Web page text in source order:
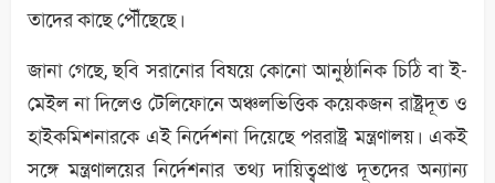
তাদের কাছে পৌঁছেছে।
জানা গেছে, ছবি সরানোর বিষয়ে কোনো আনুষ্ঠানিক চিঠি বা ই-
মেইল না দিলেও টেলিফোনে অঞ্চলভিত্তিক কয়েকজন রাষ্ট্রদূত ও
হাইকমিশনারকে এই নির্দেশনা দিয়েছে পররাষ্ট্র মন্ত্রণালয়। একই
সঙ্গে মন্ত্রণালয়ের নির্দেশনার তথ্য দায়িত্বপ্রাপ্ত দূতদের অন্যান্য